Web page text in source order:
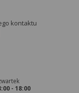
kontaktu
rejestracji
- 18:00